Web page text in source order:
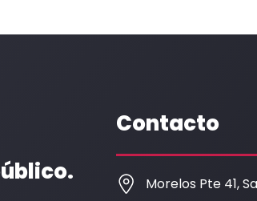
Contacto
Morelos Pte 41,